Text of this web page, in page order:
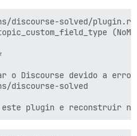
discourse-solved/
o Discourse devido a
discourse-solved